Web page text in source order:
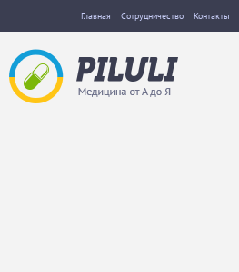
Главная Сотрудничество Контакты